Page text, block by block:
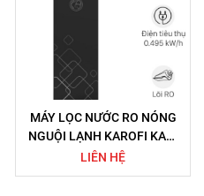
MÁY LỌC NƯỚC RO NÓNG
NGUỘI LẠNH KAROFI KAD-
X39 10 LÕI
LIÊN HỆ